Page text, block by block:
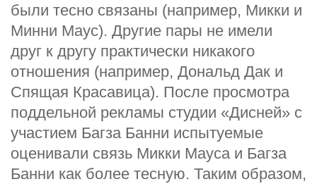
были тесно связаны (например, Микки и
Минни Маус). Другие пары не имели
друг к другу практически никакого
отношения (например, Дональд Дак и
Спящая Красавица). После просмотра
поддельной рекламы студии «Дисней» с
участием Багза Банни испытуемые
оценивали связь Микки Мауса и Багза
Банни как более тесную. Таким образом,